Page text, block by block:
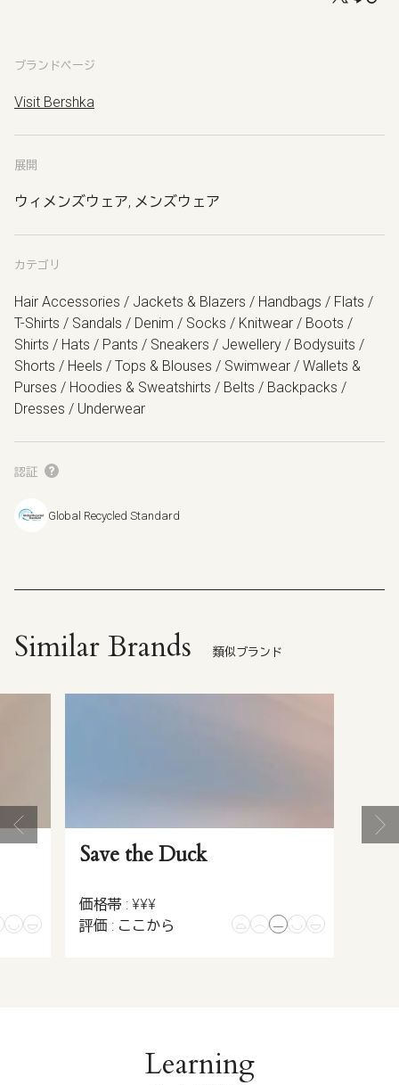
ブランドページ
Visit Bershka
展開
ウィメンズウェア, メンズウェア
カテゴリ
Hair Accessories / Jackets & Blazers / Handbags / Flats /
T-Shirts / Sandals / Denim / Socks / Knitwear / Boots /
Shirts / Hats / Pants / Sneakers / Jewellery / Bodysuits /
Shorts / Heels / Tops & Blouses / Swimwear / Wallets &
Purses / Hoodies & Sweatshirts / Belts / Backpacks /
Dresses / Underwear
認証
Global Recycled Standard
Similar Brands 類似ブランド
Save the Duck
価格帯 : ¥¥¥
評価 : ここから
Learning